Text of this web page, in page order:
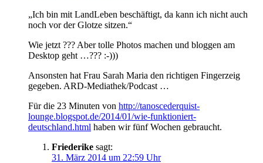
„Ich bin mit LandLeben beschäftigt, da kann ich nicht auch
noch vor der Glotze sitzen.“
Wie jetzt ??? Aber tolle Photos machen und bloggen am
Desktop geht …??? :-)))
Ansonsten hat Frau Sarah Maria den richtigen Fingerzeig
gegeben. ARD-Mediathek/Podcast …
Für die 23 Minuten von http://tanoscederquist-
lounge.blogspot.de/2014/01/wie-funktioniert-
deutschland.html haben wir fünf Wochen gebraucht.
Friederike sagt:
31. März 2014 um 22:59 Uhr